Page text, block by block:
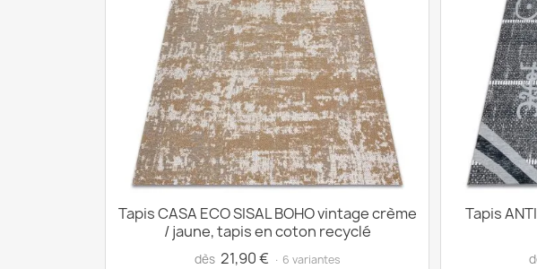
Tapis CASA ECO SISAL BOHO vintage crème
/ jaune, tapis en coton recyclé
dès 21,90 € · 6 variantes
Tapis